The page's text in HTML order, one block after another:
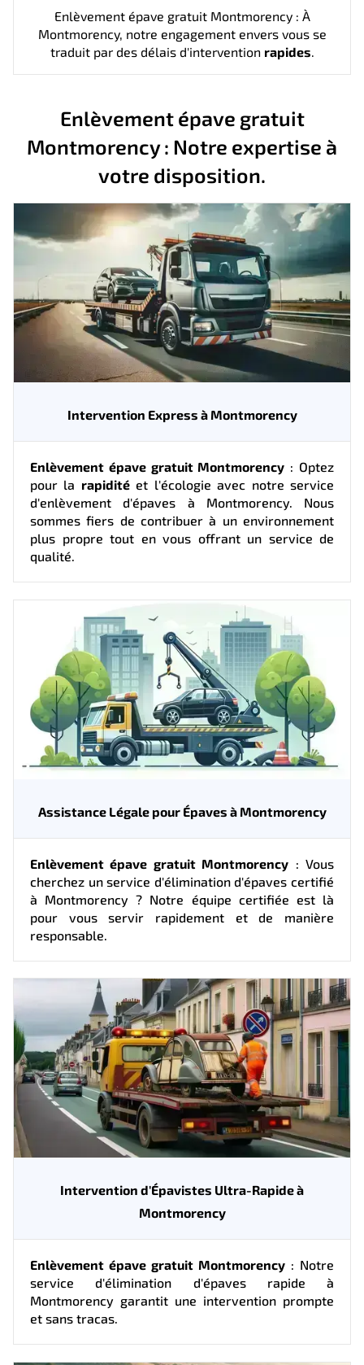
Enlèvement épave gratuit Montmorency : À
Montmorency, notre engagement envers vous se
traduit par des délais d'intervention rapides.
Enlèvement épave gratuit
Montmorency : Notre expertise à
votre disposition.
Intervention Express à Montmorency
Enlèvement épave gratuit Montmorency : Optez
pour la rapiditéet l'écologie avec notre service
d'enlèvement d'épaves à Montmorency. Nous
sommes fiers de contribuer à un environnement
plus propre tout en vous offrant un service de
qualité.
Assistance Légale pour Épaves à Montmorency
Enlèvement épave gratuit Montmorency : Vous
cherchez un service d'élimination d'épaves certifié
à Montmorency ? Notre équipe certifiée est là
pour vous servir rapidement et de manière
responsable.
Intervention d'Épavistes Ultra-Rapide à
Montmorency
Enlèvement épave gratuit Montmorency : Notre
service d'élimination d'épaves rapide à
Montmorency garantit une intervention prompte
et sans tracas.